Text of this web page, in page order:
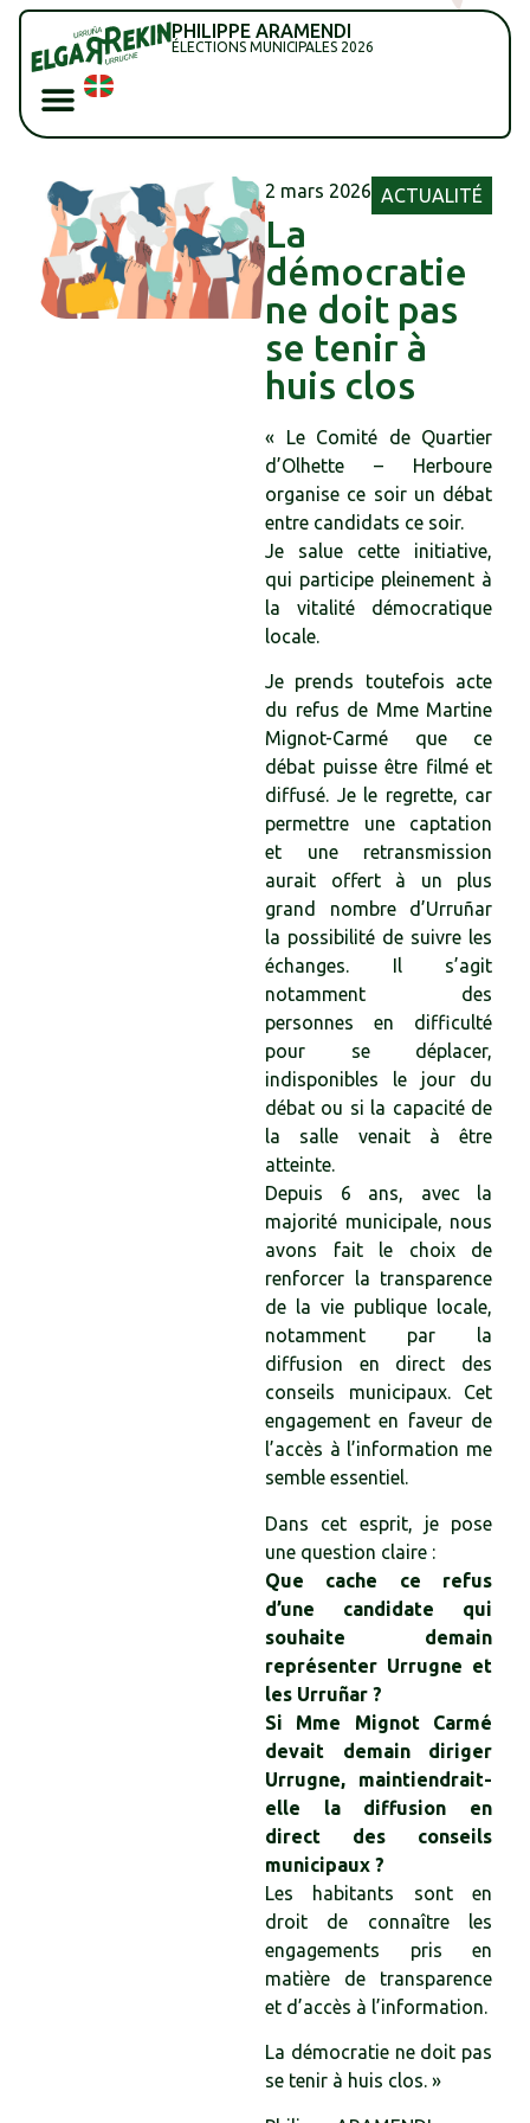
PHILIPPE ARAMENDI
ÉLECTIONS MUNICIPALES 2026
2 mars 2026 ACTUALITÉ
La
démocratie
ne doit pas
se tenir à
huis clos
« Le Comité de Quartier
d’Olhette – Herboure
organise ce soir un débat
entre candidats ce soir.
Je salue cette initiative,
qui participe pleinement à
la vitalité démocratique
locale.
Je prends toutefois acte
du refus de Mme Martine
Mignot-Carmé que ce
débat puisse être filmé et
diffusé. Je le regrette, car
permettre une captation
et une retransmission
aurait offert à un plus
grand nombre d’Urruñar
la possibilité de suivre les
échanges. Il s’agit
notamment des
personnes en difficulté
pour se déplacer,
indisponibles le jour du
débat ou si la capacité de
la salle venait à être
atteinte.
Depuis 6 ans, avec la
majorité municipale, nous
avons fait le choix de
renforcer la transparence
de la vie publique locale,
notamment par la
diffusion en direct des
conseils municipaux. Cet
engagement en faveur de
l’accès à l’information me
semble essentiel.
Dans cet esprit, je pose
une question claire :
Que cache ce refus
d’une candidate qui
souhaite demain
représenter Urrugne et
les Urruñar ?
Si Mme Mignot Carmé
devait demain diriger
Urrugne, maintiendrait-
elle la diffusion en
direct des conseils
municipaux ?
Les habitants sont en
droit de connaître les
engagements pris en
matière de transparence
et d’accès à l’information.
La démocratie ne doit pas
se tenir à huis clos. »